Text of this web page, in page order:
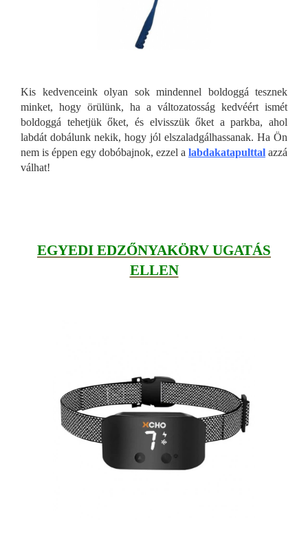
Kis kedvenceink olyan sok mindennel boldoggá tesznek
minket, hogy örülünk, ha a változatosság kedvéért ismét
boldoggá tehetjük őket, és elvisszük őket a parkba, ahol
labdát dobálunk nekik, hogy jól elszaladgálhassanak. Ha Ön
nem is éppen egy dobóbajnok, ezzel a labdakatapulttal azzá
válhat!
EGYEDI EDZŐNYAKÖRV UGATÁS
ELLEN